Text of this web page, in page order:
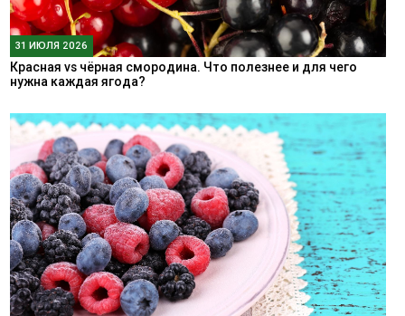
31 ИЮЛЯ 2026
Красная vs чёрная смородина. Что полезнее и для чего
нужна каждая ягода?